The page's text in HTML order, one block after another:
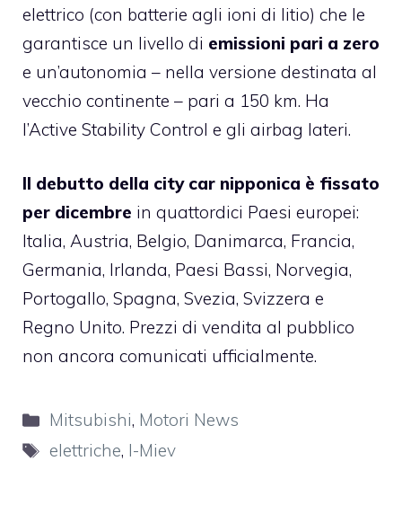
elettrico (con batterie agli ioni di litio) che le
garantisce un livello di emissioni pari a zero
e un’autonomia – nella versione destinata al
vecchio continente – pari a 150 km. Ha
l’Active Stability Control e gli airbag lateri.
Il debutto della city car nipponica è fissato
per dicembre in quattordici Paesi europei:
Italia, Austria, Belgio, Danimarca, Francia,
Germania, Irlanda, Paesi Bassi, Norvegia,
Portogallo, Spagna, Svezia, Svizzera e
Regno Unito. Prezzi di vendita al pubblico
non ancora comunicati ufficialmente.
Categorie
Mitsubishi, Motori News
Tag
elettriche, I-Miev